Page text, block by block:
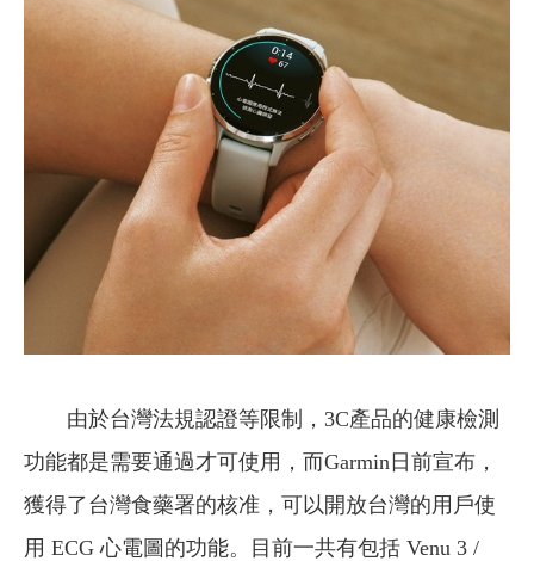
由於台灣法規認證等限制，3C產品的健康檢測
功能都是需要通過才可使用，而Garmin日前宣布，
獲得了台灣食藥署的核准，可以開放台灣的用戶使
用 ECG 心電圖的功能。目前一共有包括 Venu 3 /